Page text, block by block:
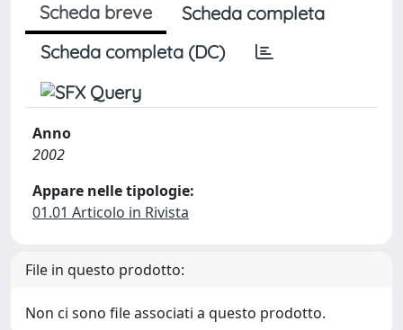
Scheda breve
Scheda completa
Scheda completa (DC)
Anno
2002
Appare nelle tipologie:
01.01 Articolo in Rivista
File in questo prodotto:
Non ci sono file associati a questo prodotto.